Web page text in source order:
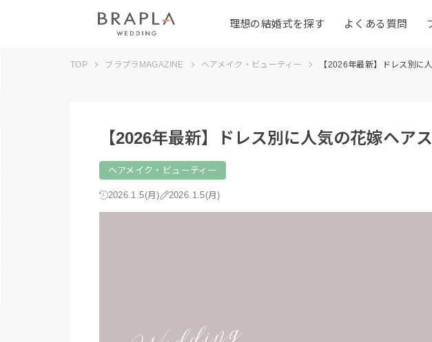
理想の結婚式を探す よくある質問
TOP ブラプラMAGAZINE ヘアメイク・ビューティー 【2026年最新】ドレス別に
【2026年最新】ドレス別に人気の花嫁ヘア
ヘアメイク・ビューティー
2026.1.5(月) 2026.1.5(月)